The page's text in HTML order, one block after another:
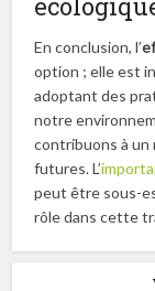
En conclusion, l’
option ; elle est
adoptant des
notre
contribuons à un
futures. L’
peut être sous-
rôle dans cette